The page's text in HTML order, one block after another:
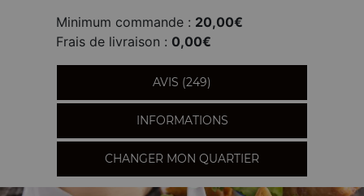
Minimum commande : 20,00€
Frais de livraison : 0,00€
AVIS (249)
INFORMATIONS
CHANGER MON QUARTIER